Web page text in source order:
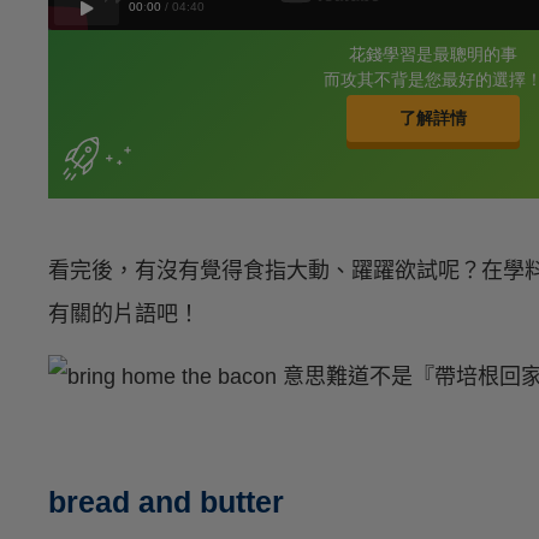
看完後，有沒有覺得食指大動、躍躍欲試呢？在
有關的片語吧！
bread and butter